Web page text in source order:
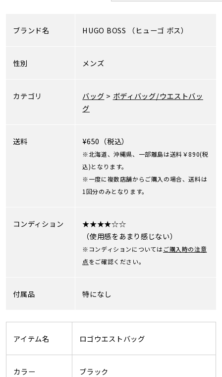
ブランド名 HUGO BOSS （ヒューゴ ボス）
性別 メンズ
カテゴリ バッグ > ボディバッグ/ウエストバッ
グ
送料 ¥650（税込）
※北海道、沖縄県、一部離島は送料￥890(税
込)となります。
※一度に複数店舗からご購入の場合、送料は
1回分のみとなります。
コンディション
★★★★☆☆
（使用感をあまり感じない）
※コンディションについてはご購入時の注意
点をご確認ください。
付属品 特になし
アイテム名 ロゴウエストバッグ
カラー ブラック